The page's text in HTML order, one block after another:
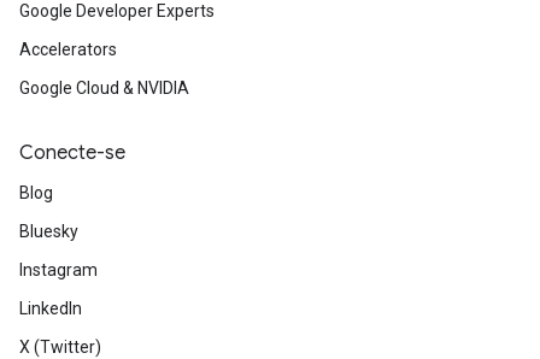
Google Developer Experts
Accelerators
Google Cloud & NVIDIA
Conecte-se
Blog
Bluesky
Instagram
LinkedIn
X (Twitter)